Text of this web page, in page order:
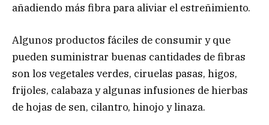
añadiendo más fibra para aliviar el estreñimiento.
Algunos productos fáciles de consumir y que
pueden suministrar buenas cantidades de fibras
son los vegetales verdes, ciruelas pasas, higos,
frijoles, calabaza y algunas infusiones de hierbas
de hojas de sen, cilantro, hinojo y linaza.